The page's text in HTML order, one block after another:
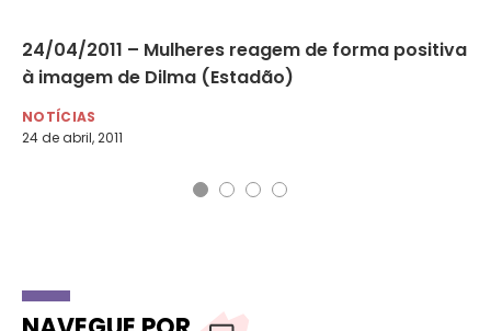
24/04/2011 – Mulheres reagem de forma positiva
à imagem de Dilma (Estadão)
NOTÍCIAS
24 de abril, 2011